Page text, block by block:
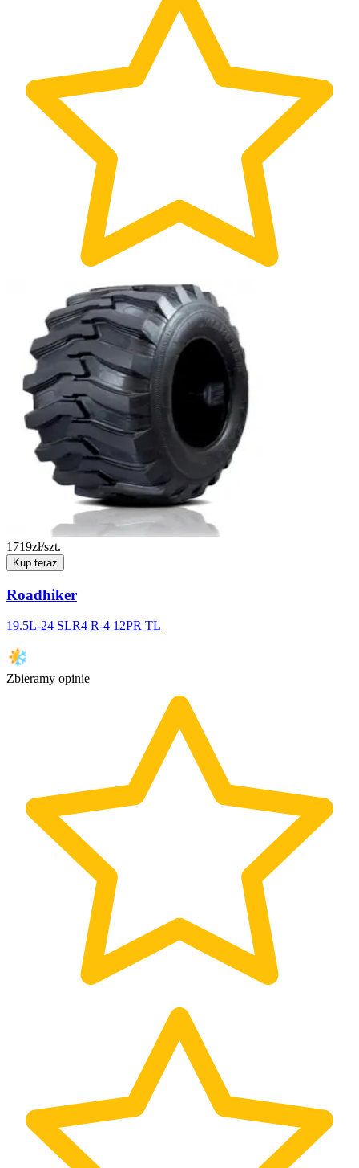
1719zł/szt.
Kup teraz
Roadhiker
19.5L-24 SLR4 R-4 12PR TL
Zbieramy opinie